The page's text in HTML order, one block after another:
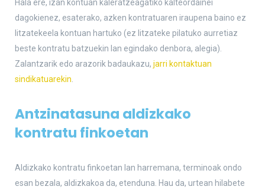
Hala ere, izan kontuan kaleratzeagatiko kalteordainei
dagokienez, esaterako, azken kontratuaren iraupena baino ez
litzatekeela kontuan hartuko (ez litzateke pilatuko aurretiaz
beste kontratu batzuekin lan egindako denbora, alegia).
Zalantzarik edo arazorik badaukazu, jarri kontaktuan
sindikatuarekin.
Antzinatasuna aldizkako
kontratu finkoetan
Aldizkako kontratu finkoetan lan harremana, terminoak ondo
esan bezala, aldizkakoa da, etenduna. Hau da, urtean hilabete